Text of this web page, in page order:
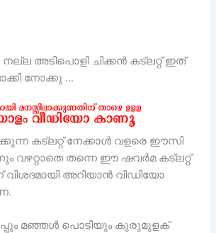
അടിപൊളി ചിക്കൻ കട്ലറ്റ് ഇത്
നോക്കു …
കട്ലറ്റ് നേക്കാൾ വളരെ ഈസി
വഴറ്റാതെ തന്നെ ഈ ഷവർമ കട്ലറ്റ്
വിശദമായി അറിയാൻ വിഡിയോ
മഞ്ഞൾ പൊടിയും കുരുമുളക്